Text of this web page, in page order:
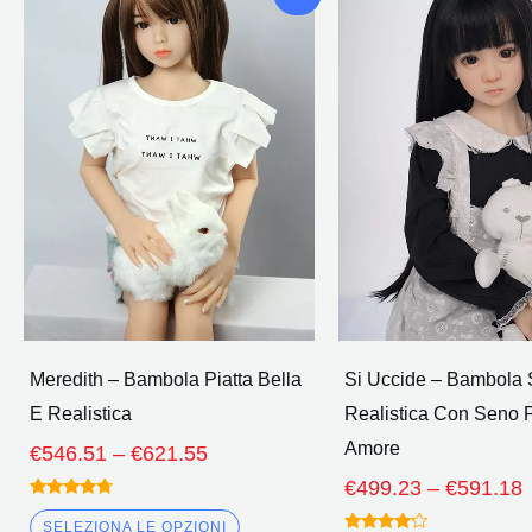
Meredith – Bambola Piatta Bella
E Realistica
€546.51 – €621.55
di
prezzo:
€546.51
Attraverso
€621.55
Valutato
4.50SELEZIONA LE OPZIONI
più
varianti.
Le
opzioni
possono
essere
nella
pagina
Si Uccide – Bambola
Realistica Con Seno
Amore
€499.23 – €591.18